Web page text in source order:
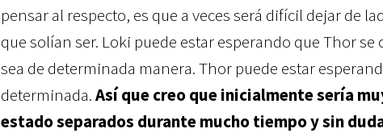
pensar al respecto, es que a veces será difícil dejar de
que solían ser. Loki puede estar esperando que Thor
sea de determinada manera. Thor puede estar
determinada.Así que creo que inicialmente sería
estado separados durante mucho tiempo y sin